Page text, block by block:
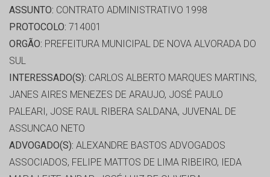
ASSUNTO: CONTRATO ADMINISTRATIVO 1998
PROTOCOLO: 714001
ORGÃO: PREFEITURA MUNICIPAL DE NOVA ALVORADA DO
SUL
INTERESSADO(S): CARLOS ALBERTO MARQUES MARTINS,
JANES AIRES MENEZES DE ARAUJO, JOSÉ PAULO
PALEARI, JOSE RAUL RIBERA SALDANA, JUVENAL DE
ASSUNCAO NETO
ADVOGADO(S): ALEXANDRE BASTOS ADVOGADOS
ASSOCIADOS, FELIPE MATTOS DE LIMA RIBEIRO, IEDA